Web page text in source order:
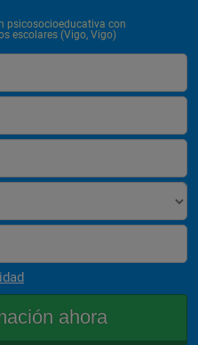
psicosocioeducativa con
escolares (Vigo, Vigo)